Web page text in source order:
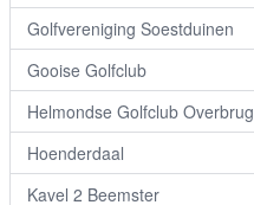
Golfvereniging Soestduinen
Gooise Golfclub
Helmondse Golfclub Overbrug
Hoenderdaal
Kavel 2 Beemster